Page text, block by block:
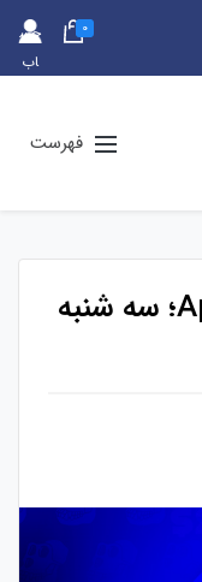
حس
اب
0
فهرست
تحلیل تکنیکال ApeCoin؛ سه شنبه